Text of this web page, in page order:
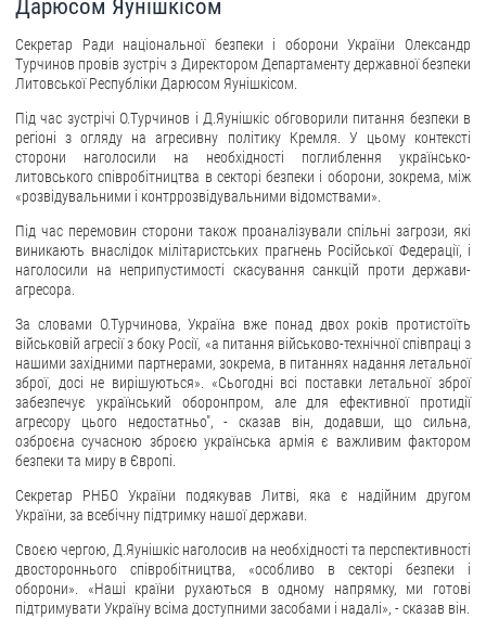
Фотогалерея
Відеогалерея
Звернення громадян
Електронне звернення
ДОСТУП ДО ПУБЛІЧНОЇ ІНФОРМАЦІЇ
Організація доступу до публічної інформації
Запит на отримання публічної інформації
Облік публічної інформації
Питання запобігання корупції
Публічні закупівлі
ДЕРЖАВНИЙ РЕЄСТР САНКЦІЙ
Дарюсом Яунішкісом
Секретар Ради національної безпеки і оборони України Олександр
Турчинов провів зустріч з Директором Департаменту державної безпеки
Литовської Республіки Дарюсом Яунішкісом.
Під час зустрічі О.Турчинов і Д.Яунішкіс обговорили питання безпеки в
регіоні з огляду на агресивну політику Кремля. У цьому контексті
сторони наголосили на необхідності поглиблення українсько-
литовського співробітництва в секторі безпеки і оборони, зокрема, між
«розвідувальними і контррозвідувальними відомствами».
Під час перемовин сторони також проаналізували спільні загрози, які
виникають внаслідок мілітаристських прагнень Російської Федерації, і
наголосили на неприпустимості скасування санкцій проти держави-
агресора.
За словами О.Турчинова, Україна вже понад двох років протистоїть
військовій агресії з боку Росії, «а питання військово-технічної співпраці з
нашими західними партнерами, зокрема, в питаннях надання летальної
зброї, досі не вирішуються». «Сьогодні всі поставки летальної зброї
забезпечує український оборонпром, але для ефективної протидії
агресору цього недостатньо", - сказав він, додавши, що сильна,
озброєна сучасною зброєю українська армія є важливим фактором
безпеки та миру в Європі.
Секретар РНБО України подякував Литві, яка є надійним другом
України, за всебічну підтримку нашої держави.
Своєю чергою, Д.Яунішкіс наголосив на необхідності та перспективності
двостороннього співробітництва, «особливо в секторі безпеки і
оборони». «Наші країни рухаються в одному напрямку, ми готові
підтримувати Україну всіма доступними засобами і надалі», - сказав він.